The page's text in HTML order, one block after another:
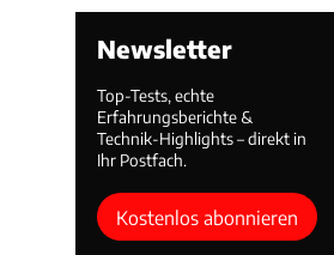
Newsletter
Top-Tests, echte
Erfahrungsberichte &
Technik-Highlights – direkt in
Ihr Postfach.
Kostenlos abonnieren